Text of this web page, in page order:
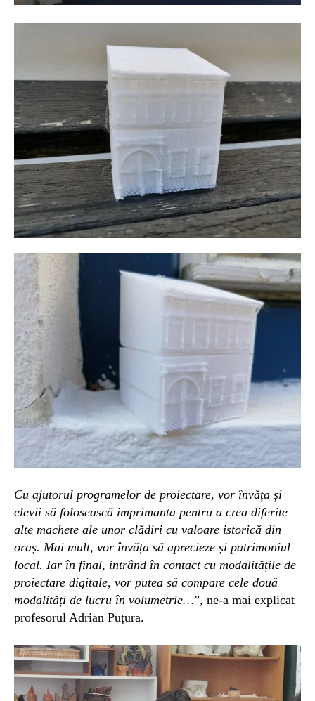
Cu ajutorul programelor de proiectare, vor învăța și
elevii să folosească imprimanta pentru a crea diferite
alte machete ale unor clădiri cu valoare istorică din
oraș. Mai mult, vor învăța să aprecieze și patrimoniul
local. Iar în final, intrând în contact cu modalitățile de
proiectare digitale, vor putea să compare cele două
modalități de lucru în volumetrie…”, ne-a mai explicat
profesorul Adrian Puțura.